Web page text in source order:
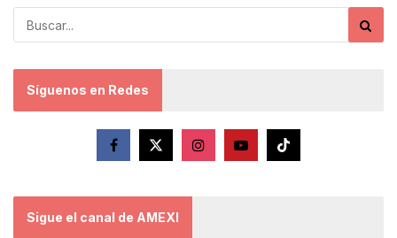
Síguenos en Redes
Sigue el canal de AMEXI